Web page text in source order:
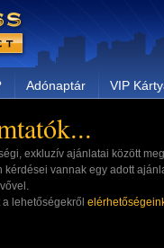
Adónaptár VIP
exkluzív ajánlatai között
kérdései vannak egy adott
lehetőségekről